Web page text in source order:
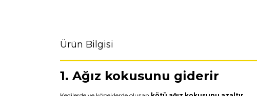
Ürün Bilgisi
1. Ağız kokusunu giderir